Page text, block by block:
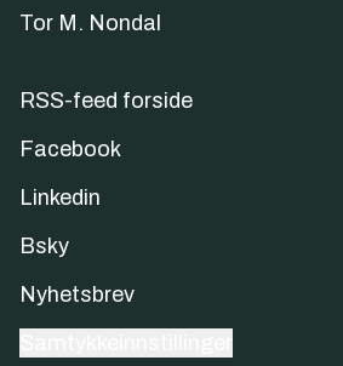
Tor M. Nondal
RSS-feed forside
Facebook
Linkedin
Bsky
Nyhetsbrev